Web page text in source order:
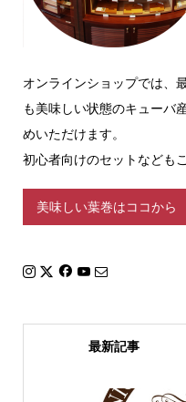
オンラインショップでは、
も美味しい状態のキューバ
めいただけます。
初心者向けのセットなども
美味しい葉巻はココから
最新記事